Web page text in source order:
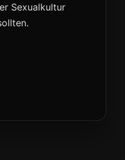
Sexualkultur